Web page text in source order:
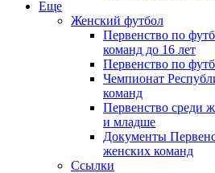
Еще
Женский футбол
Первенство по
команд до 16 лет
Первенство по
Чемпионат
команд
Первенство среди
и младше
Документы
женских команд
Ссылки